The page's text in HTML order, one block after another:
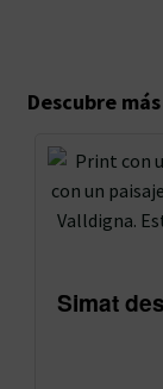
Descubre
Simat